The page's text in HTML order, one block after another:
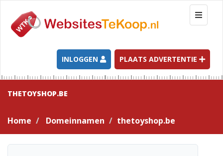
T
o
g
l
e
n
a
t
INLOGGEN PLAATS ADVERTENTIE
THETOYSHOP.BE
Home Domeinnamen thetoyshop.be